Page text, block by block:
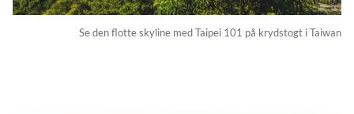
Se den flotte skyline med Taipei 101 på krydstogt i Taiwan